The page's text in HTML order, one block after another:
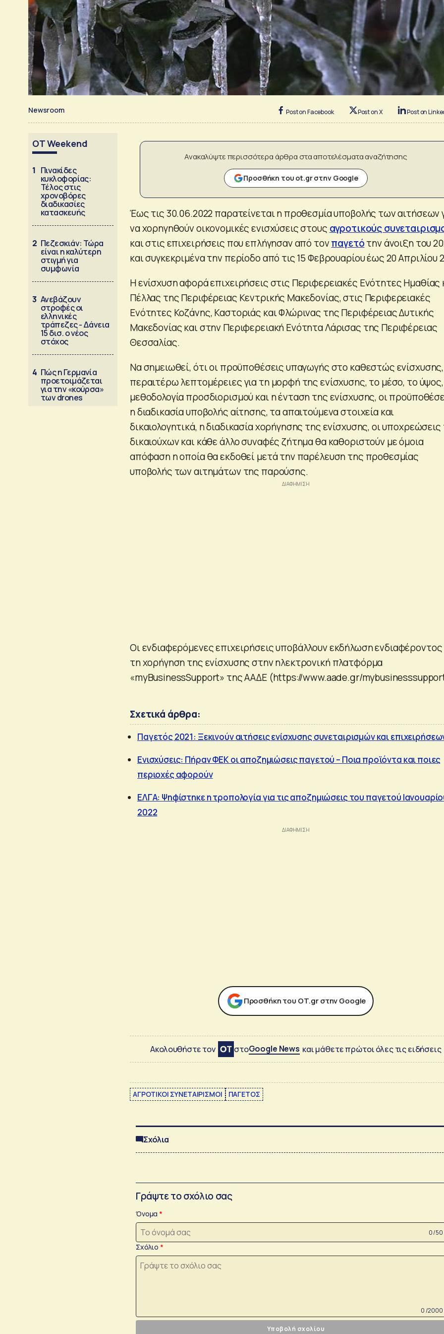
Newsroom Post on Facebook Post on X Post on
OT Weekend
1 Πινακίδες
κυκλοφορίας:
Τέλος στις
χρονοβόρες
διαδικασίες
κατασκευής
2 Πεζεσκιάν: Τώρα
είναι η καλύτερη
στιγμή για
συμφωνία
3 Ανεβάζουν
στροφές οι
ελληνικές
τράπεζες - Δάνεια
15 δισ. ο νέος
στόχος
4 Πώς η Γερμανία
προετοιμάζεται
για την «κούρσα»
των drones
Ανακαλύψτε περισσότερα άρθρα στα αποτελέσματα αναζήτησης
Προσθήκη του ot.gr στην Google
Έως τις 30.06.2022 παρατείνεται η προθεσμία υποβολής των αιτήσεων
να χορηγηθούν οικονομικές ενισχύσεις στους αγροτικούς
και στις επιχειρήσεις που επλήγησαν από τονπαγετότην άνοιξη του
και συγκεκριμένα την περίοδο από τις 15 Φεβρουαρίου έως 20 Απριλίου
Η ενίσχυση αφορά επιχειρήσεις στις Περιφερειακές Ενότητες Ημαθίας
Πέλλας της Περιφέρειας Κεντρικής Μακεδονίας, στις Περιφερειακές
Ενότητες Κοζάνης, Καστοριάς και Φλώρινας της Περιφέρειας Δυτικής
Μακεδονίας και στην Περιφερειακή Ενότητα Λάρισας της Περιφέρειας
Θεσσαλίας.
Να σημειωθεί, ότι οι προϋποθέσεις υπαγωγής στο καθεστώς ενίσχυσης,
περαιτέρω λεπτομέρειες για τη μορφή της ενίσχυσης, το μέσο, το
μεθοδολογία προσδιορισμού και η ένταση της ενίσχυσης, οι
η διαδικασία υποβολής αίτησης, τα απαιτούμενα στοιχεία και
δικαιολογητικά, η διαδικασία χορήγησης της ενίσχυσης, οι
δικαιούχων και κάθε άλλο συναφές ζήτημα θα καθοριστούν με όμοια
απόφαση η οποία θα εκδοθεί μετά την παρέλευση της προθεσμίας
υποβολής των αιτημάτων της παρούσης.
Οι ενδιαφερόμενες επιχειρήσεις υποβάλλουν εκδήλωση ενδιαφέροντος
τη χορήγηση της ενίσχυσης στην ηλεκτρονική πλατφόρμα
«myBusinessSupport» της ΑΑΔΕ (https://www.aade.gr/
Σχετικά άρθρα:
Παγετός 2021: Ξεκινούν αιτήσεις ενίσχυσης συνεταιρισμών και
Ενισχύσεις: Πήραν ΦΕΚ οι αποζημιώσεις παγετού – Ποια προϊόντα και ποιες
περιοχές αφορούν
ΕΛΓΑ: Ψηφίστηκε η τροπολογία για τις αποζημιώσεις του παγετού
2022
Προσθήκη του ΟΤ.gr στην Google
Ακολουθήστε τον στοGoogle News και μάθετε πρώτοι όλες τις ειδήσεις
ΑΓΡΟΤΙΚΟΙ ΣΥΝΕΤΑΙΡΙΣΜΟΙ ΠΑΓΕΤΟΣ
Σχόλια
Γράψτε το σχόλιο σας
Όνομα
0 /50
Σχόλιο
0 /2000
Υποβολή σχολίου